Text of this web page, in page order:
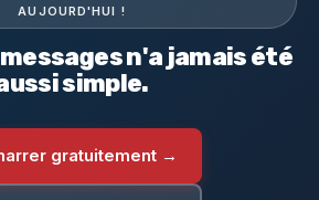
AUJOURD'HUI !
n'a jamais été
simple.
gratuitement →